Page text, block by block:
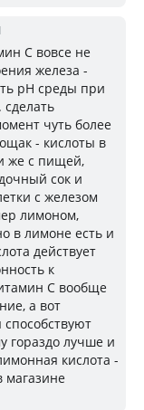
С вовсе не
железа -
pH среды при
чуть более
- кислоты в
же с пищей,
сок и
с железом
лимоном,
в лимоне есть и
действует
к
С вообще
а вот
гораздо лучше и
кислота -
магазине